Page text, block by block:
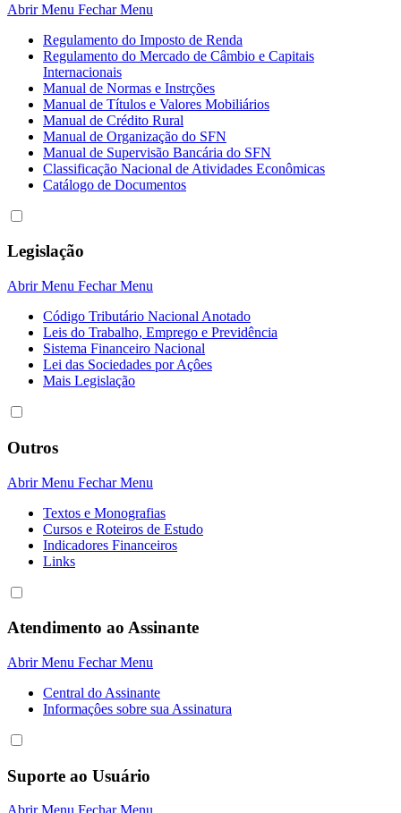
Abrir Menu Fechar Menu
Regulamento do Imposto de Renda
Regulamento do Mercado de Câmbio e Capitais
Internacionais
Manual de Normas e Instrções
Manual de Títulos e Valores Mobiliários
Manual de Crédito Rural
Manual de Organização do SFN
Manual de Supervisão Bancária do SFN
Classificação Nacional de Atividades Econômicas
Catálogo de Documentos
Legislação
Abrir Menu Fechar Menu
Código Tributário Nacional Anotado
Leis do Trabalho, Emprego e Previdência
Sistema Financeiro Nacional
Lei das Sociedades por Açôes
Mais Legislação
Outros
Abrir Menu Fechar Menu
Textos e Monografias
Cursos e Roteiros de Estudo
Indicadores Financeiros
Links
Atendimento ao Assinante
Abrir Menu Fechar Menu
Central do Assinante
Informaçôes sobre sua Assinatura
Suporte ao Usuário